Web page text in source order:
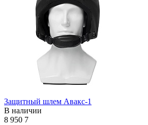
Защитный шлем Авакс-1
В наличии
8 950 7